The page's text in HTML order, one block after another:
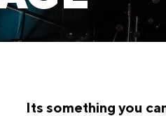
Its something you